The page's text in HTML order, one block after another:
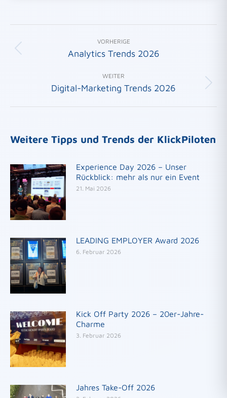
VORHERIGE
Vorheriger
Analytics Trends 2026
WEITER
Nächster
Digital-Marketing Trends 2026
Weitere Tipps und Trends der KlickPiloten
Experience Day 2026 – Unser
Rückblick: mehr als nur ein Event
21. Mai 2026
LEADING EMPLOYER Award 2026
6. Februar 2026
Kick Off Party 2026 – 20er-Jahre-
Charme
3. Februar 2026
Jahres Take-Off 2026